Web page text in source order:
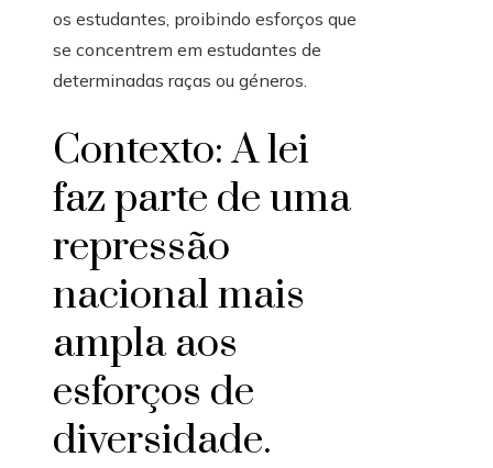
os estudantes, proibindo esforços que
se concentrem em estudantes de
determinadas raças ou géneros.
Contexto: A lei
faz parte de uma
repressão
nacional mais
ampla aos
esforços de
diversidade.